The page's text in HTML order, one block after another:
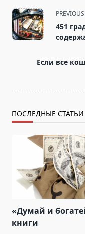
<span
class="nav-
subtitle
reader-
451
Если все
ПОСЛЕДНЫЕ СТАТЬИ
«Думай и
книги